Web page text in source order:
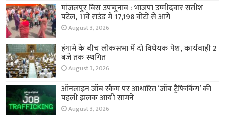
मांजलपुर विस उपचुनाव : भाजपा उम्मीदवार सतीश
पटेल, 11वें राउंड में 17,198 वोटों से आगे
August 3, 2026
हंगामे के बीच लोकसभा में दो विधेयक पेश, कार्यवाही 2
बजे तक स्थगित
August 3, 2026
ऑनलाइन जॉब स्कैम पर आधारित ‘जॉब ट्रैफिकिंग’ की
पहली झलक आयी सामने
August 3, 2026